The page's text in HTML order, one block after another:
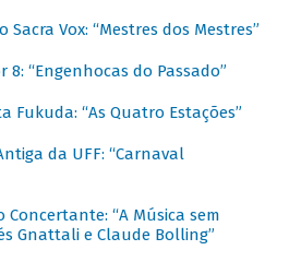
Sacra Vox: “Mestres dos Mestres”
8: “Engenhocas do Passado”
Fukuda: “As Quatro Estações”
da UFF: “Carnaval
Concertante: “A Música sem
Gnattali e Claude Bolling”